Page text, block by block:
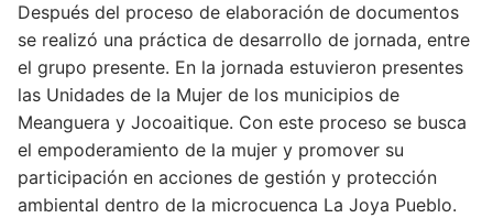
Después del proceso de elaboración de documentos
se realizó una práctica de desarrollo de jornada, entre
el grupo presente. En la jornada estuvieron presentes
las Unidades de la Mujer de los municipios de
Meanguera y Jocoaitique. Con este proceso se busca
el empoderamiento de la mujer y promover su
participación en acciones de gestión y protección
ambiental dentro de la microcuenca La Joya Pueblo.